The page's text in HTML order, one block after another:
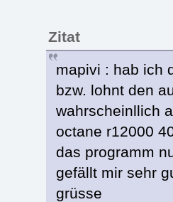
Zitat
mapivi : hab ich
bzw. lohnt den
wahrscheinllich
octane r12000
das programm
gefällt mir sehr
grüsse